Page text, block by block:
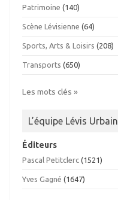
Patrimoine (140)
Scène Lévisienne (64)
Sports, Arts & Loisirs (208)
Transports (650)
Les mots clés »
L’équipe Lévis Urbain
Éditeurs
Pascal Petitclerc (1521)
Yves Gagné (1647)